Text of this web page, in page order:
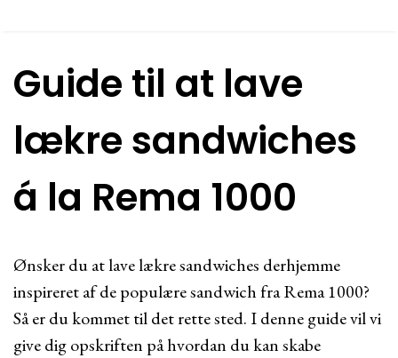
Guide til at lave
lækre sandwiches
á la Rema 1000
Ønsker du at lave lækre sandwiches derhjemme
inspireret af de populære sandwich fra Rema 1000?
Så er du kommet til det rette sted. I denne guide vil vi
give dig opskriften på hvordan du kan skabe